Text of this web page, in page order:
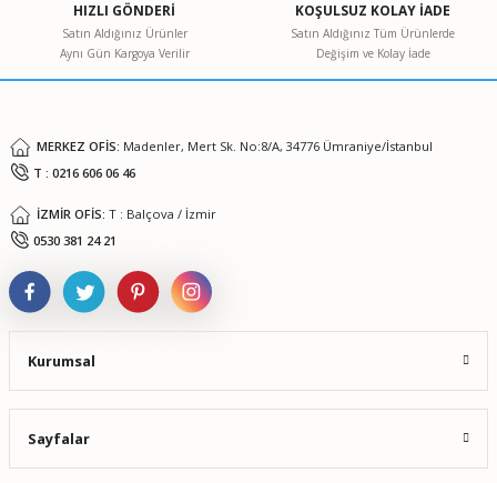
Ürün bilgilerinde hatalar bulunuyor.
Ürün fiyatı diğer sitelerden daha pahalı.
HIZLI GÖNDERİ
Satın Aldığınız Ürünler
Aynı Gün Kargoya Verilir
KOŞULSUZ KOLAY İADE
Satın Aldığınız Tüm Ürünlerde
Değişim ve Kolay İade
MERKEZ OFİS: Madenler, Mert Sk. No:8/A, 34776 Ümraniye/İstanbul
T : 0216 606 06 46
İZMİR OFİS: T : Balçova / İzmir
0530 381 24 21
Kurumsal
Sayfalar